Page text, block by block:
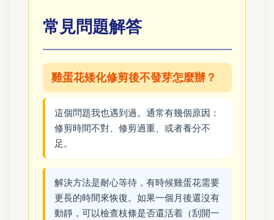
常見問題解答
雞蛋花矮化修剪後不發芽怎麼辦？
這個問題我也遇到過。通常有幾個原因：
修剪時間不對、修剪過重、或者養分不
足。
解決方法是耐心等待，有時候雞蛋花需要
更長的時間來恢復。如果一個月後還沒有
動靜，可以檢查枝條是否還活着（刮開一